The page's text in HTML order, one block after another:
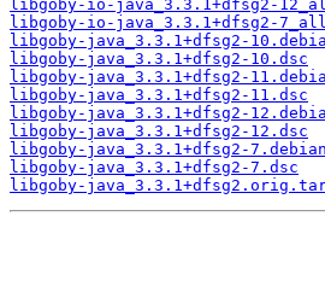
libgoby-io-java_3.3.1+dfsg2-
libgoby-io-java_3.3.1+dfsg2-
libgoby-java_3.3.1+dfsg2-
libgoby-java_3.3.1+dfsg2-10.dsc
libgoby-java_3.3.1+dfsg2-
libgoby-java_3.3.1+dfsg2-11.dsc
libgoby-java_3.3.1+dfsg2-
libgoby-java_3.3.1+dfsg2-12.dsc
libgoby-java_3.3.1+dfsg2-
libgoby-java_3.3.1+dfsg2-7.dsc
libgoby-